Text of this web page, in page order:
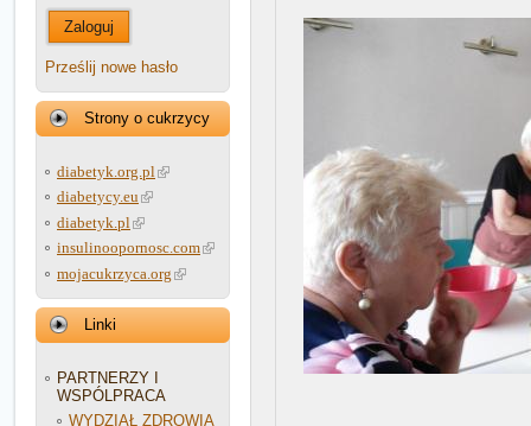
Zaloguj
Prześlij nowe hasło
Strony o cukrzycy
diabetyk.org.pl
diabetycy.eu
diabetyk.pl
insulinoopornosc.com
mojacukrzyca.org
Linki
PARTNERZY I
WSPÓLPRACA
WYDZIAŁ ZDROWIA